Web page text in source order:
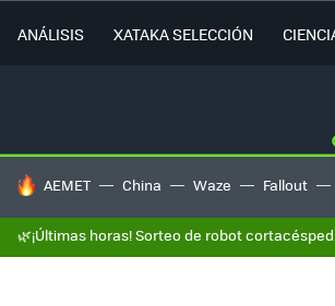
ANÁLISIS XATAKA SELECCIÓN
HOY SE HABLA DE
AEMET China Waze Fallout
🌿¡Últimas horas! Sorteo de robot cortacésped